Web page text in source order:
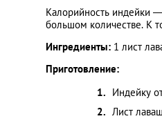
Калорийность индейки
большом количестве. К
Ингредиенты: 1 лист
Приготовление:
Индейку
Лист